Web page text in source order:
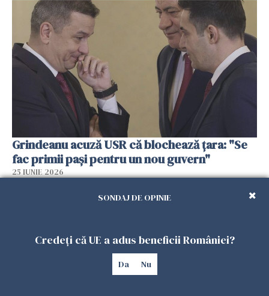
Grindeanu acuză USR că blochează țara: "Se
fac primii pași pentru un nou guvern"
25 IUNIE 2026
SONDAJ DE OPINIE
Credeți că UE a adus beneficii României?
Da Nu